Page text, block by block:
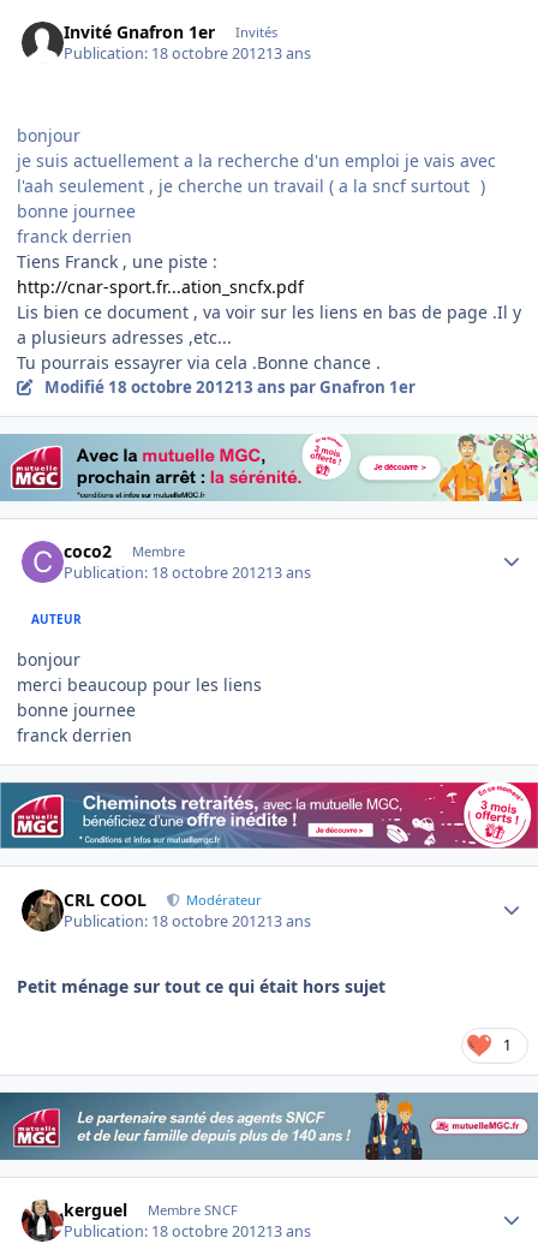
Invité Gnafron 1er Invités
Publication: 18 octobre 201213 ans
bonjour
je suis actuellement a la recherche d'un emploi je vais avec
l'aah seulement , je cherche un travail ( a la sncf surtout )
bonne journee
franck derrien
Tiens Franck , une piste :
http://cnar-sport.fr...ation_sncfx.pdf
Lis bien ce document , va voir sur les liens en bas de page .Il y
a plusieurs adresses ,etc...
Tu pourrais essayrer via cela .Bonne chance .
Modifié 18 octobre 201213 ans par Gnafron 1er
coco2 Membre
Publication: 18 octobre 201213 ans
AUTEUR
bonjour
merci beaucoup pour les liens
bonne journee
franck derrien
CRL COOL Modérateur
Publication: 18 octobre 201213 ans
Petit ménage sur tout ce qui était hors sujet
1
kerguel Membre SNCF
Publication: 18 octobre 201213 ans